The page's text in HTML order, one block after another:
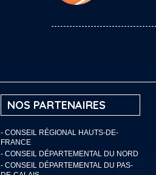
NOS PARTENAIRES
- CONSEIL RÉGIONAL HAUTS-DE-
FRANCE
- CONSEIL DÉPARTEMENTAL DU NORD
- CONSEIL DÉPARTEMENTAL DU PAS-